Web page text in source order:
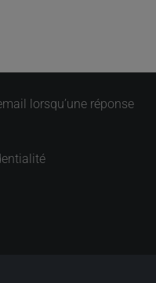
lorsqu’une réponse